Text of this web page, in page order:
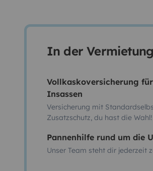
In der
Vollkaskoversicherung
Insassen
Versicherung mit
Zusatzschutz, du hast die Wahl!
Pannenhilfe rund um die
Unser Team steht dir jederzeit